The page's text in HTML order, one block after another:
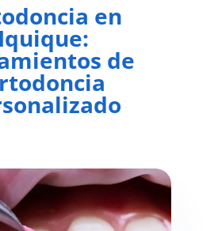
en
Iquique:
de